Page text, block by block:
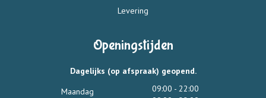
Levering
Openingstijden
Dagelijks (op afspraak) geopend.
Maandag
09:00 - 22:00